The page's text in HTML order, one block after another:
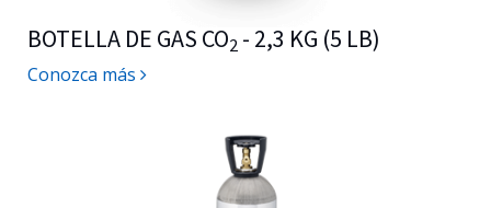
BOTELLA DE GAS CO2 - 2,3 KG (5 LB)
Conozca más